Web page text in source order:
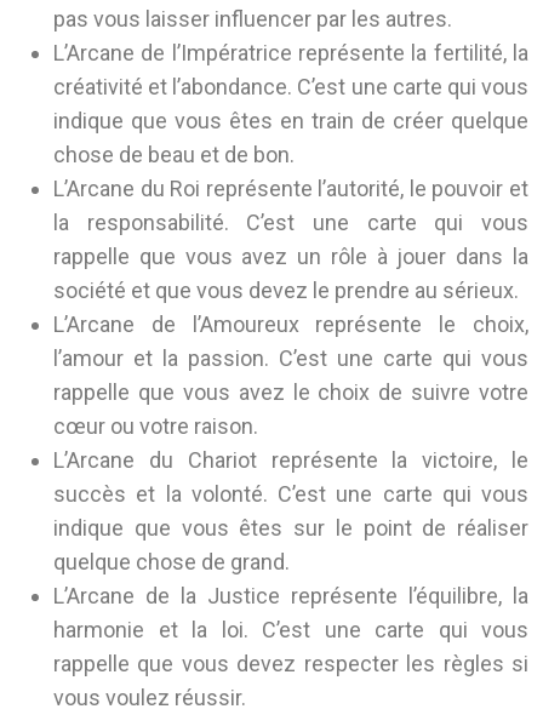
pas vous laisser influencer par les autres.
L’Arcane de l’Impératrice représente la fertilité, la
créativité et l’abondance. C’est une carte qui vous
indique que vous êtes en train de créer quelque
chose de beau et de bon.
L’Arcane du Roi représente l’autorité, le pouvoir et
la responsabilité. C’est une carte qui vous
rappelle que vous avez un rôle à jouer dans la
société et que vous devez le prendre au sérieux.
L’Arcane de l’Amoureux représente le choix,
l’amour et la passion. C’est une carte qui vous
rappelle que vous avez le choix de suivre votre
cœur ou votre raison.
L’Arcane du Chariot représente la victoire, le
succès et la volonté. C’est une carte qui vous
indique que vous êtes sur le point de réaliser
quelque chose de grand.
L’Arcane de la Justice représente l’équilibre, la
harmonie et la loi. C’est une carte qui vous
rappelle que vous devez respecter les règles si
vous voulez réussir.